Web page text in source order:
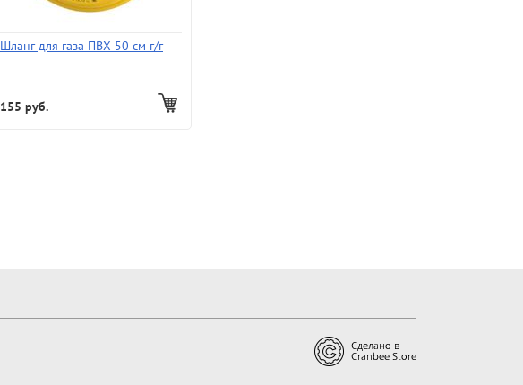
Шланг для газа ПВХ 50 см г/г
155 руб.